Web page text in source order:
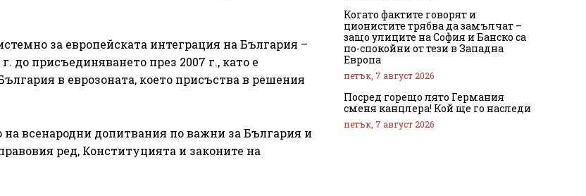
за европейската интеграция на България –
до присъединяването през 2007 г., като е
в еврозоната, което присъства в решения
всенародни допитвания по важни за България и
ред, Конституцията и законите на
Когато фактите говорят и
ционистите трябва да замълчат –
защо улиците на София и Банско са
по-спокойни от тези в Западна
Европа
петък, 7 август 2026
Посред горещо лято Германия
сменя канцлера! Кой ще го наследи
петък, 7 август 2026